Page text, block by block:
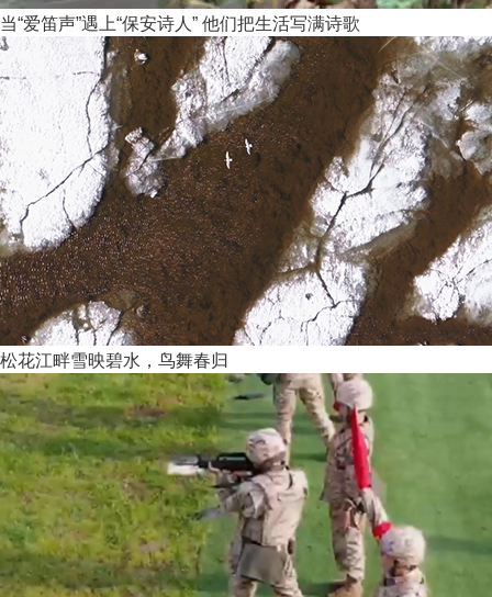
当“爱笛声”遇上“保安诗人” 他们把生活写满诗歌
松花江畔雪映碧水，鸟舞春归